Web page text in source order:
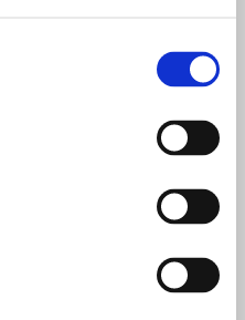
by bloodthirsty
survived only
wards—magical
forgotten combat
magic they need to
bestselling